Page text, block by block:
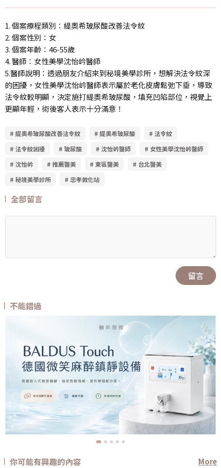
1. 個案療程類別：緹奧希玻尿酸改善法令紋
2. 個案性別：女
3. 個案年齡：46-55歲
4. 醫師：女性美學沈怡岒醫師
5.醫師說明：透過朋友介紹來到秘境美學診所，想解決法令紋深
的困擾，女性美學沈怡岒醫師表示屬於老化皮膚鬆弛下垂，導致
法令紋較明顯，決定施打緹奧希玻尿酸，填充凹陷部位，視覺上
更顯年輕，術後客人表示十分滿意！
# 緹奧希玻尿酸改善法令紋 # 緹奧希玻尿酸
# 法令紋
# 法令紋困擾
# 玻尿酸 # 沈怡岒醫師
# 女性美學沈怡岒醫師
# 沈怡岒
# 推薦醫美 # 東區醫美
# 台北醫美
# 秘境美學診所
# 忠孝敦化站
全部留言
留言
不能錯過
你可能有興趣的內容 More